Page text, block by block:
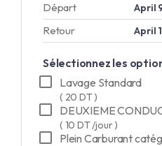
Départ April
Retour April
Sélectionnez les
Lavage Standard
( 20 DT )
DEUXIEME
( 10 DT /jour )
Plein Carburant